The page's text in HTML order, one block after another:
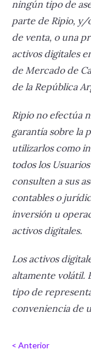
CeFi, finanzas
DeFi,
Capítulo 5
Inversiones
Inversión
OTC,
ningún tipo de
parte de Ripio,
de venta, o una
activos digitales
de Mercado de
de la República
Ripio no efectúa
garantía sobre la
utilizarlos como
todos los
consulten a sus
contables o
inversión u
activos digitales.
Los activos
altamente volátil.
tipo de
conveniencia de
< Anterior